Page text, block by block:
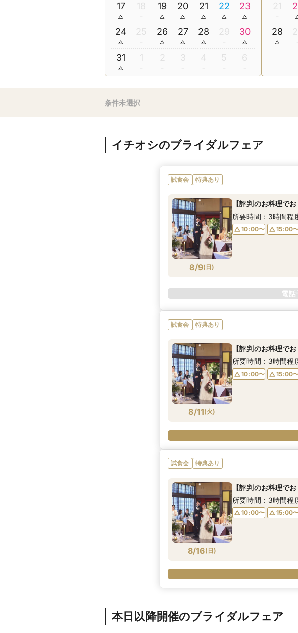
17 18 19 20 21 22 23
24 25 26 27 28 29 30
31 1 2 3 4 5 6
21
28
条件未選択
イチオシのブライダルフェア
試食会 特典あり
8/9( 日)
【評判のお料理で
所要時間：3時間程
10:00〜 15:00
電話
試食会 特典あり
8/11(火)
【評判のお料理で
所要時間：3時間程
10:00〜 15:00
試食会 特典あり
8/16( 日)
【評判のお料理で
所要時間：3時間程
10:00〜 15:00
本日以降開催のブライダルフェア